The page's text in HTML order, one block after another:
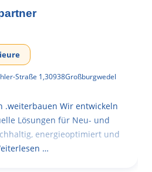
Straße 1,30938Großburgwedel
.weiterbauen Wir entwickeln
Lösungen für Neu- und
energieoptimiert und
…